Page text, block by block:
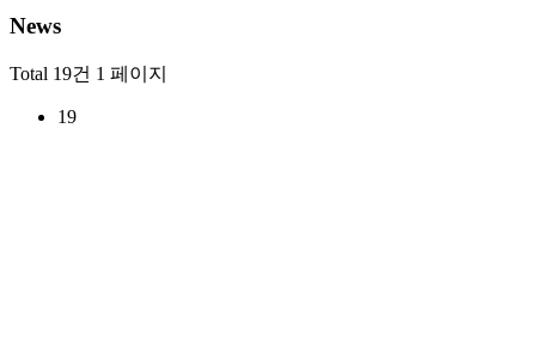
News
Total 19건 1 페이지
19